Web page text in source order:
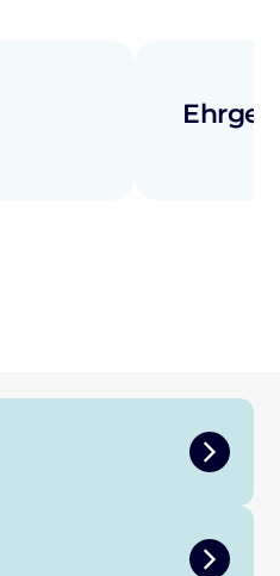
Ehrgeiz